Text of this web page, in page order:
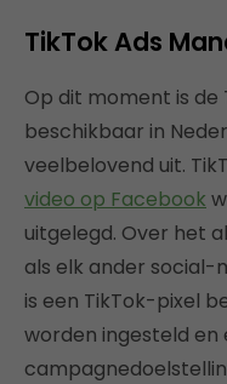
TikTok Ads
Op dit moment is de
beschikbaar in
veelbelovend uit.
video op Facebook
uitgelegd. Over het
als elk ander
is een TikTok-pixel
worden ingesteld en